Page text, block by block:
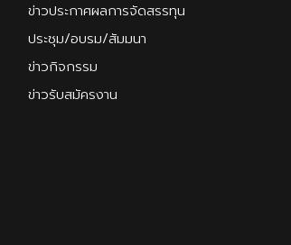
ข่าวประกาศผลการจัดสรรทุน
ประชุม/อบรม/สัมมนา
ข่าวกิจกรรม
ข่าวรับสมัครงาน